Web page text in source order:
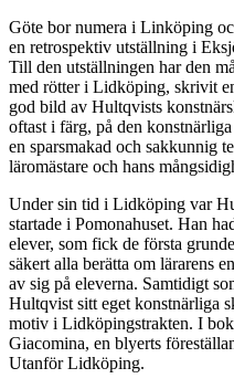
Göte bor numera i Linköping
en retrospektiv utställning i
Till den utställningen har den
med rötter i Lidköping, skrivit
god bild av Hultqvists
oftast i färg, på den
en sparsmakad och sakkunnig
läromästare och hans
Under sin tid i Lidköping var
startade i Pomonahuset. Han
elever, som fick de första
säkert alla berätta om lärarens
av sig på eleverna. Samtidigt
Hultqvist sitt eget konstnärliga
motiv i Lidköpingstrakten. I
Giacomina, en blyerts
Utanför Lidköping.